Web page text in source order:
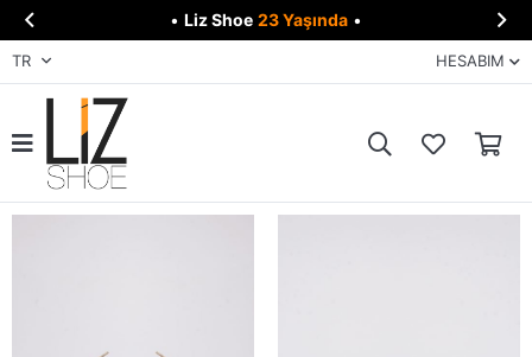
 • Liz Shoe 23 Yaşında • 
TR HESABIM